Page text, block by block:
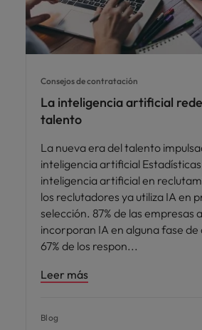
Consejos de contratación
La inteligencia artificial
talento
La nueva era del talento
inteligencia artificial
inteligencia artificial en
los reclutadores ya utiliza IA en
selección. 87% de las empresas
incorporan IA en alguna fase
67% de los respon
Leer más
Blog